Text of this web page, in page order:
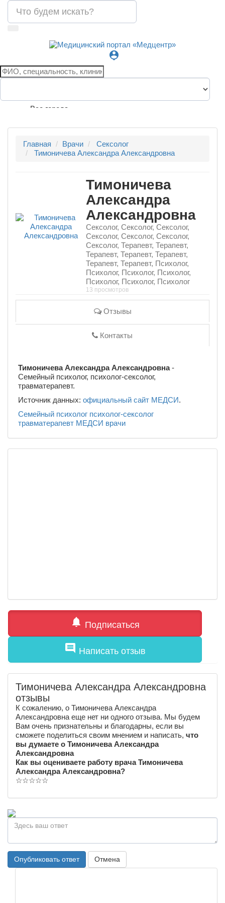
person_pin
Все города
Главная Врачи
Сексолог
Тимоничева Александра Александровна
Тимоничева
Александра
Александровна
Сексолог, Сексолог, Сексолог,
Сексолог, Сексолог, Сексолог,
Сексолог, Терапевт, Терапевт,
Терапевт, Терапевт, Терапевт,
Терапевт, Терапевт, Психолог,
Психолог, Психолог, Психолог,
Психолог, Психолог, Психолог
13 просмотров
Отзывы
Контакты
Тимоничева Александра Александровна-
Семейный психолог, психолог-сексолог,
травматерапевт.
Источник данных: официальный сайт МЕДСИ.
Семейный психолог психолог-сексолог
травматерапевт МЕДСИ врачи
notifications Подписаться
comment Написать отзыв
Тимоничева Александра Александровна
отзывы
К сожалению, о Тимоничева Александра
Александровна еще нет ни одного отзыва. Мы будем
Вам очень признательны и благодарны, если вы
сможете поделиться своим мнением и написать, что
вы думаете о Тимоничева Александра
Александровна
Как вы оцениваете работу врача Тимоничева
Александра Александровна?
☆☆☆☆☆
Опубликовать ответ Отмена